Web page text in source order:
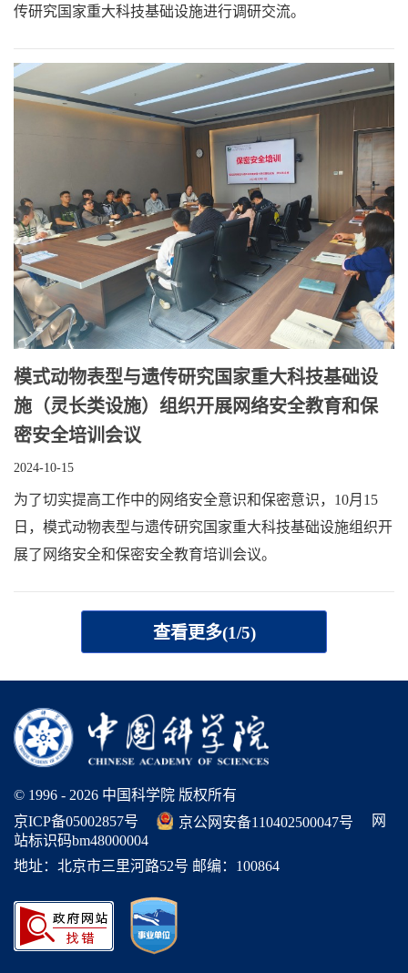
传研究国家重大科技基础设施进行调研交流。
模式动物表型与遗传研究国家重大科技基础设
施（灵长类设施）组织开展网络安全教育和保
密安全培训会议
2024-10-15
为了切实提高工作中的网络安全意识和保密意识，10月15
日，模式动物表型与遗传研究国家重大科技基础设施组织开
展了网络安全和保密安全教育培训会议。
查看更多(1/5)
© 1996 - 2026 中国科学院 版权所有
京ICP备05002857号
京公网安备110402500047号
网
站标识码bm48000004
地址：北京市三里河路52号 邮编：100864